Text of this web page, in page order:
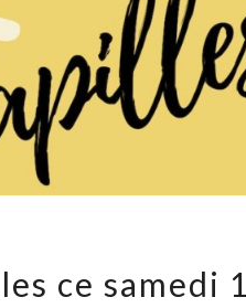
des
ce samedi